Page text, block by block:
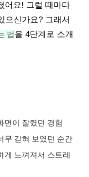
어요! 그럴 때마다
으신가요? 그래서
법을 4단계로 소개
면이 잘렸던 경험
무 갇혀 보였던 순간
게 느껴져서 스트레